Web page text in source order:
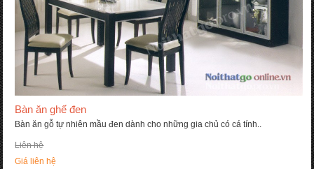
Bàn ăn ghế đen
Bàn ăn gỗ tự nhiên mầu đen dành cho những gia chủ có cá tính..
Liên hệ
Giá liên hệ